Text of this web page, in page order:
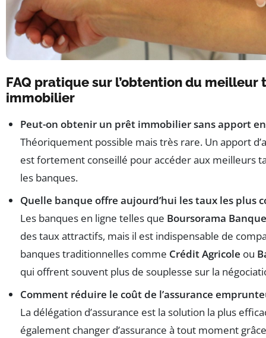
FAQ pratique sur l’obtention du meilleur
immobilier
Peut-on obtenir un prêt immobilier sans apport en
Théoriquement possible mais très rare. Un apport
est fortement conseillé pour accéder aux meilleurs
les banques.
Quelle banque offre aujourd’hui les taux les plus
Les banques en ligne telles que Boursorama Banque
des taux attractifs, mais il est indispensable de
banques traditionnelles comme Crédit Agricole ou
qui offrent souvent plus de souplesse sur la
Comment réduire le coût de l’assurance
La délégation d’assurance est la solution la plus
également changer d’assurance à tout moment